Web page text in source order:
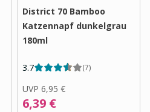
District 70 Bamboo
Katzennapf dunkelgrau
180ml
3.7 (7)
UVP 6,95 €
6,39 €